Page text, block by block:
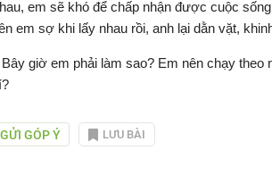
em sẽ khó để chấp nhận được cuộc
em sợ khi lấy nhau rồi, anh lại dằn vặt,
giờ em phải làm sao? Em nên chạy
GỬI GÓP Ý LƯU BÀI